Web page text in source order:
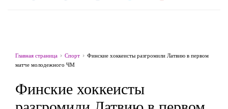
Главная страница Спорт
Финские хоккеисты разгромили Латвию в первом
матче молодежного ЧМ
Финские хоккеисты